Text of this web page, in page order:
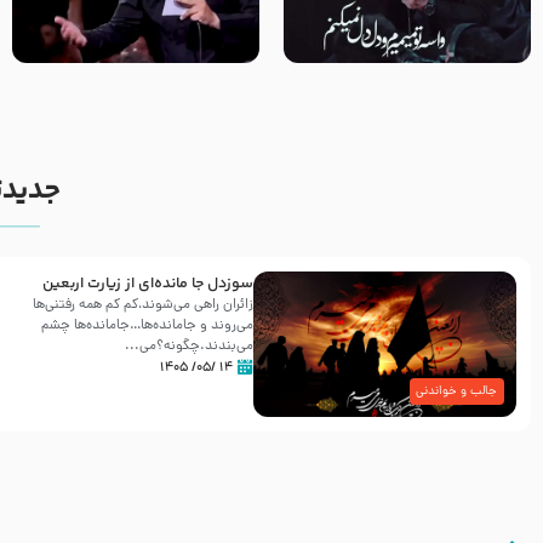
مصداق کربلا – حاج حسین سیب
شور ، حسینا! به‌ حق زهرا «أُنْظُرْ
إِلَینا» – عزاداری شب هفتم ماه
جالب و خواندنی
سوزدل جا مانده‌ای از زیارت اربعین
زائران راهی می‌شوند،کم‌ کم همه رفتنی‌ها
می‌روند و جامانده‌ها…جامانده‌ها چشم
می‌بندند.چگونه؟می‌...
۱۴ /۰۵/ ۱۴۰۵